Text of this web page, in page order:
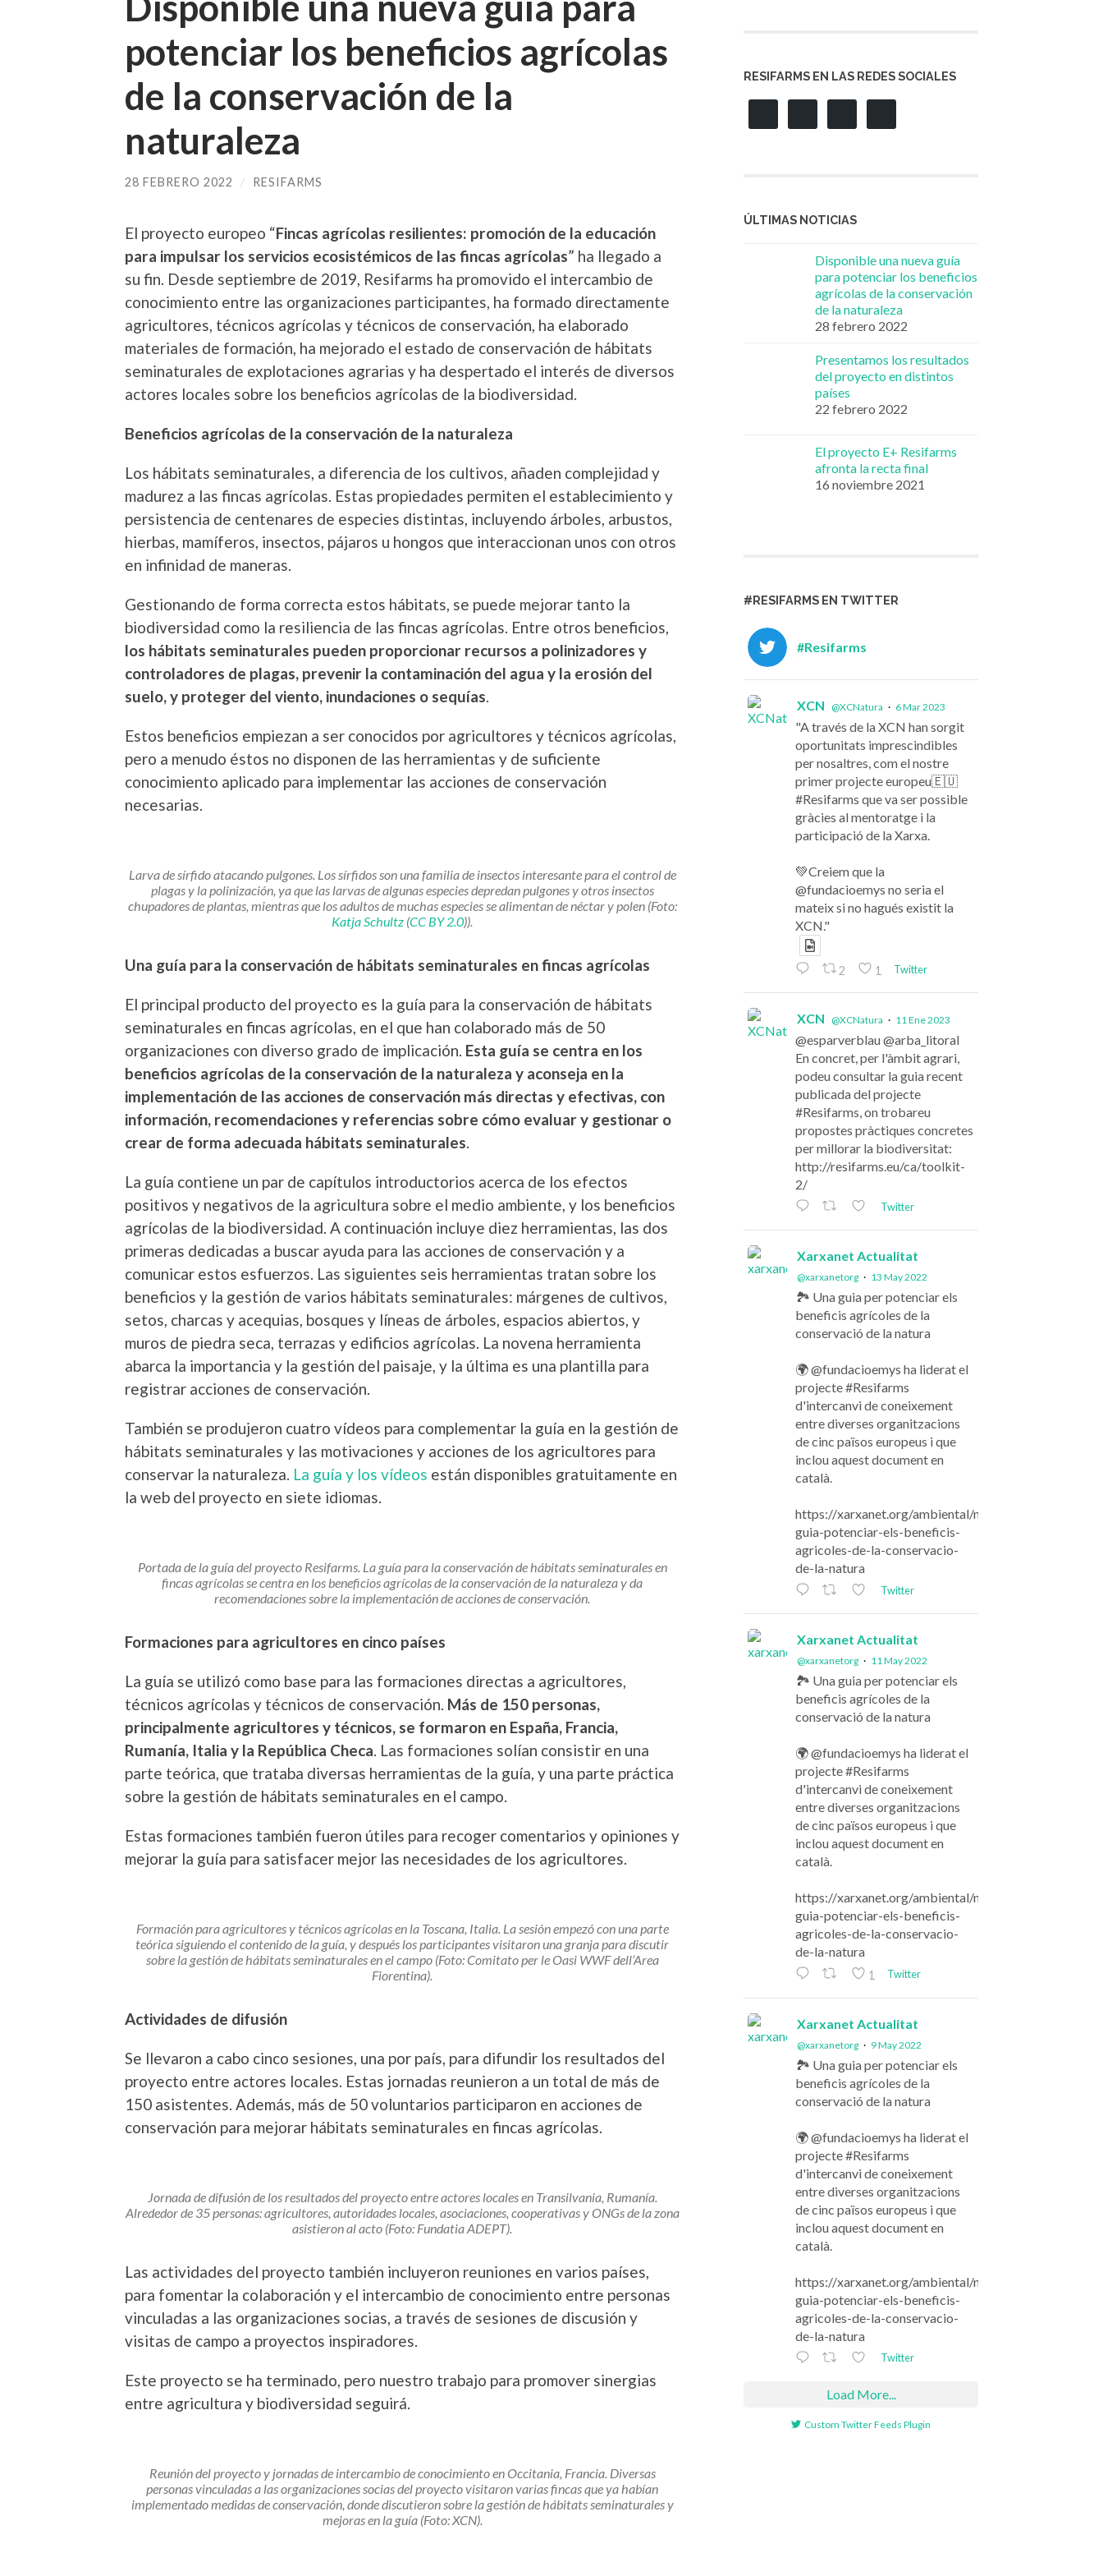
potenciar los beneficios agrícolas
de la conservación de la
naturaleza
28 FEBRERO 2022 / RESIFARMS
El proyecto europeo “Fincas agrícolas resilientes: promoción de la educación
para impulsar los servicios ecosistémicos de las fincas agrícolas” ha llegado a
su fin. Desde septiembre de 2019, Resifarms ha promovido el intercambio de
conocimiento entre las organizaciones participantes, ha formado directamente
agricultores, técnicos agrícolas y técnicos de conservación, ha elaborado
materiales de formación, ha mejorado el estado de conservación de hábitats
seminaturales de explotaciones agrarias y ha despertado el interés de diversos
actores locales sobre los beneficios agrícolas de la biodiversidad.
Beneficios agrícolas de la conservación de la naturaleza
Los hábitats seminaturales, a diferencia de los cultivos, añaden complejidad y
madurez a las fincas agrícolas. Estas propiedades permiten el establecimiento y
persistencia de centenares de especies distintas, incluyendo árboles, arbustos,
hierbas, mamíferos, insectos, pájaros u hongos que interaccionan unos con otros
en infinidad de maneras.
Gestionando de forma correcta estos hábitats, se puede mejorar tanto la
biodiversidad como la resiliencia de las fincas agrícolas. Entre otros beneficios,
los hábitats seminaturales pueden proporcionar recursos a polinizadores y
controladores de plagas, prevenir la contaminación del agua y la erosión del
suelo, y proteger del viento, inundaciones o sequías.
Estos beneficios empiezan a ser conocidos por agricultores y técnicos agrícolas,
pero a menudo éstos no disponen de las herramientas y de suficiente
conocimiento aplicado para implementar las acciones de conservación
necesarias.
Larva de sírfido atacando pulgones. Los sírfidos son una familia de insectos interesante para el control de
plagas y la polinización, ya que las larvas de algunas especies depredan pulgones y otros insectos
chupadores de plantas, mientras que los adultos de muchas especies se alimentan de néctar y polen (Foto:
Katja Schultz (CC BY 2.0)).
Una guía para la conservación de hábitats seminaturales en fincas agrícolas
El principal producto del proyecto es la guía para la conservación de hábitats
seminaturales en fincas agrícolas, en el que han colaborado más de 50
organizaciones con diverso grado de implicación. Esta guía se centra en los
beneficios agrícolas de la conservación de la naturaleza y aconseja en la
implementación de las acciones de conservación más directas y efectivas, con
información, recomendaciones y referencias sobre cómo evaluar y gestionar o
crear de forma adecuada hábitats seminaturales.
La guía contiene un par de capítulos introductorios acerca de los efectos
positivos y negativos de la agricultura sobre el medio ambiente, y los beneficios
agrícolas de la biodiversidad. A continuación incluye diez herramientas, las dos
primeras dedicadas a buscar ayuda para las acciones de conservación y a
comunicar estos esfuerzos. Las siguientes seis herramientas tratan sobre los
beneficios y la gestión de varios hábitats seminaturales: márgenes de cultivos,
setos, charcas y acequias, bosques y líneas de árboles, espacios abiertos, y
muros de piedra seca, terrazas y edificios agrícolas. La novena herramienta
abarca la importancia y la gestión del paisaje, y la última es una plantilla para
registrar acciones de conservación.
También se produjeron cuatro vídeos para complementar la guía en la gestión de
hábitats seminaturales y las motivaciones y acciones de los agricultores para
conservar la naturaleza. La guía y los vídeos están disponibles gratuitamente en
la web del proyecto en siete idiomas.
Portada de la guía del proyecto Resifarms. La guía para la conservación de hábitats seminaturales en
fincas agrícolas se centra en los beneficios agrícolas de la conservación de la naturaleza y da
recomendaciones sobre la implementación de acciones de conservación.
Formaciones para agricultores en cinco países
La guía se utilizó como base para las formaciones directas a agricultores,
técnicos agrícolas y técnicos de conservación. Más de 150 personas,
principalmente agricultores y técnicos, se formaron en España, Francia,
Rumanía, Italia y la República Checa. Las formaciones solían consistir en una
parte teórica, que trataba diversas herramientas de la guía, y una parte práctica
sobre la gestión de hábitats seminaturales en el campo.
Estas formaciones también fueron útiles para recoger comentarios y opiniones y
mejorar la guía para satisfacer mejor las necesidades de los agricultores.
Formación para agricultores y técnicos agrícolas en la Toscana, Italia. La sesión empezó con una parte
teórica siguiendo el contenido de la guía, y después los participantes visitaron una granja para discutir
sobre la gestión de hábitats seminaturales en el campo (Foto: Comitato per le Oasi WWF dell’Area
Fiorentina).
Actividades de difusión
Se llevaron a cabo cinco sesiones, una por país, para difundir los resultados del
proyecto entre actores locales. Estas jornadas reunieron a un total de más de
150 asistentes. Además, más de 50 voluntarios participaron en acciones de
conservación para mejorar hábitats seminaturales en fincas agrícolas.
Jornada de difusión de los resultados del proyecto entre actores locales en Transilvania, Rumanía.
Alrededor de 35 personas: agricultores, autoridades locales, asociaciones, cooperativas y ONGs de la zona
asistieron al acto (Foto: Fundatia ADEPT).
Las actividades del proyecto también incluyeron reuniones en varios países,
para fomentar la colaboración y el intercambio de conocimiento entre personas
vinculadas a las organizaciones socias, a través de sesiones de discusión y
visitas de campo a proyectos inspiradores.
Este proyecto se ha terminado, pero nuestro trabajo para promover sinergias
entre agricultura y biodiversidad seguirá.
Reunión del proyecto y jornadas de intercambio de conocimiento en Occitania, Francia. Diversas
personas vinculadas a las organizaciones socias del proyecto visitaron varias fincas que ya habían
implementado medidas de conservación, donde discutieron sobre la gestión de hábitats seminaturales y
mejoras en la guía (Foto: XCN).
RESIFARMS EN LAS REDES SOCIALES
ÚLTIMAS NOTICIAS
Disponible una nueva guía
para potenciar los beneficios
agrícolas de la conservación
de la naturaleza
28 febrero 2022
Presentamos los resultados
del proyecto en distintos
países
22 febrero 2022
El proyecto E+ Resifarms
afronta la recta final
16 noviembre 2021
#RESIFARMS EN TWITTER
#Resifarms
XCN @XCNatura · 6 Mar 2023
"A través de la XCN han sorgit
oportunitats imprescindibles
per nosaltres, com el nostre
primer projecte europeu🇪🇺
#Resifarms que va ser possible
gràcies al mentoratge i la
participació de la Xarxa.
💚Creiem que la
@fundacioemys no seria el
mateix si no hagués existit la
XCN."
2 1 Twitter
XCN @XCNatura · 11 Ene 2023
@esparverblau @arba_litoral
En concret, per l'àmbit agrari,
podeu consultar la guia recent
publicada del projecte
#Resifarms, on trobareu
propostes pràctiques concretes
per millorar la biodiversitat:
http://resifarms.eu/ca/toolkit-
2/
Twitter
Xarxanet Actualitat
@xarxanetorg · 13 May 2022
🏞️ Una guia per potenciar els
beneficis agrícoles de la
conservació de la natura
🌍 @fundacioemys ha liderat el
projecte #Resifarms
d'intercanvi de coneixement
entre diverses organitzacions
de cinc països europeus i que
inclou aquest document en
català.
https://xarxanet.org/ambiental/noticies/una-
guia-potenciar-els-beneficis-
agricoles-de-la-conservacio-
de-la-natura
Twitter
Xarxanet Actualitat
@xarxanetorg · 11 May 2022
🏞️ Una guia per potenciar els
beneficis agrícoles de la
conservació de la natura
🌍 @fundacioemys ha liderat el
projecte #Resifarms
d'intercanvi de coneixement
entre diverses organitzacions
de cinc països europeus i que
inclou aquest document en
català.
https://xarxanet.org/ambiental/noticies/una-
guia-potenciar-els-beneficis-
agricoles-de-la-conservacio-
de-la-natura
1 Twitter
Xarxanet Actualitat
@xarxanetorg · 9 May 2022
🏞️ Una guia per potenciar els
beneficis agrícoles de la
conservació de la natura
🌍 @fundacioemys ha liderat el
projecte #Resifarms
d'intercanvi de coneixement
entre diverses organitzacions
de cinc països europeus i que
inclou aquest document en
català.
https://xarxanet.org/ambiental/noticies/una-
guia-potenciar-els-beneficis-
agricoles-de-la-conservacio-
de-la-natura
Twitter
Load More...
Custom Twitter Feeds Plugin